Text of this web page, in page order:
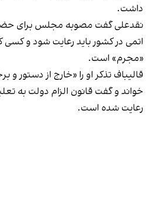
داشت.
نقدعلی گفت مصوبه مجلس برای
اتمی در کشور باید رعایت شود و
«مجرم» است.
قالیباف تذکر او را «خارج از دستور و
خواند و گفت قانون الزام دولت به
رعایت شده است.